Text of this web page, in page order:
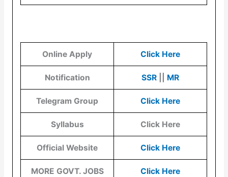
Online Apply Click Here
Notification SSR MR
Telegram Group Click Here
Syllabus Click Here
Official Website Click Here
MORE GOVT. JOBS Click Here